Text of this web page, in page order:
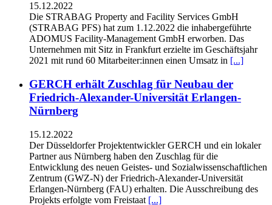
15.12.2022
Die STRABAG Property and Facility Services GmbH
(STRABAG PFS) hat zum 1.12.2022 die inhabergeführte
ADOMUS Facility-Management GmbH erworben. Das
Unternehmen mit Sitz in Frankfurt erzielte im Geschäftsjahr
2021 mit rund 60 Mitarbeiter:innen einen Umsatz in [...]
GERCH erhält Zuschlag für Neubau der
Friedrich-Alexander-Universität Erlangen-
Nürnberg
15.12.2022
Der Düsseldorfer Projektentwickler GERCH und ein lokaler
Partner aus Nürnberg haben den Zuschlag für die
Entwicklung des neuen Geistes- und Sozialwissenschaftlichen
Zentrum (GWZ-N) der Friedrich-Alexander-Universität
Erlangen-Nürnberg (FAU) erhalten. Die Ausschreibung des
Projekts erfolgte vom Freistaat [...]